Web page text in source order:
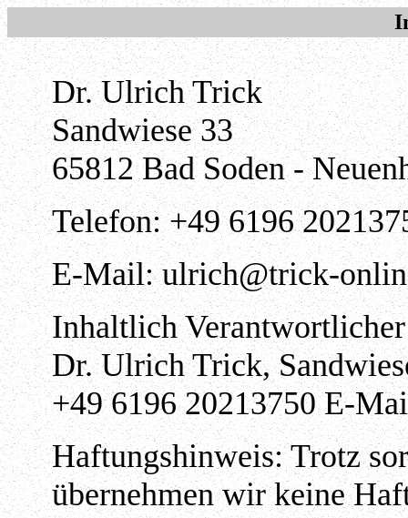
Dr. Ulrich Trick
Sandwiese 33
65812 Bad Soden -
Telefon: +49 6196
E-Mail: ulrich@trick-
Inhaltlich
Dr. Ulrich Trick,
+49 6196 20213750 E-
Haftungshinweis: Trotz
übernehmen wir keine